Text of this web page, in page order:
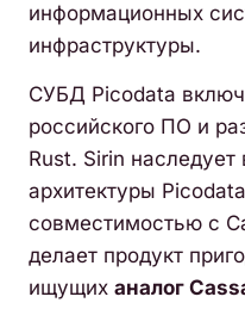
информационных
инфраструктуры.
СУБД Picodata
российского ПО и
Rust. Sirin
архитектуры
совместимостью с
делает продукт
ищущих аналог